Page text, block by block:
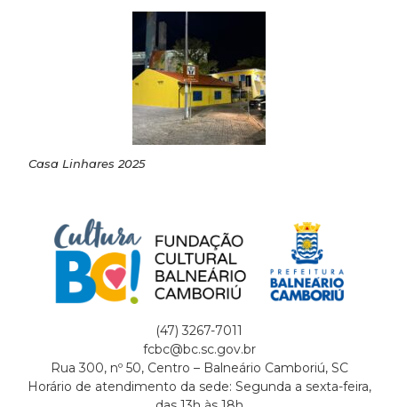
Casa Linhares 2025
(47) 3267-7011
fcbc@bc.sc.gov.br
Rua 300, nº 50, Centro – Balneário Camboriú, SC
Horário de atendimento da sede: Segunda a sexta-feira,